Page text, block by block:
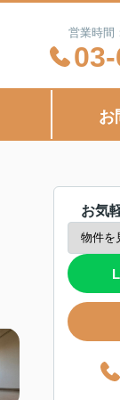
営業時間
お
お気